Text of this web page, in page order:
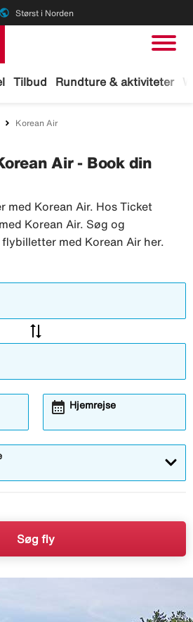
public Størst i Norden
Tilbud Rundture & aktiviteter
Korean Air
Air - Book din
med Korean Air. Hos Ticket
Korean Air. Søg og
med Korean Air her.
sync_alt
Hjemrejse
Åbner
calendar_month
Søg fly